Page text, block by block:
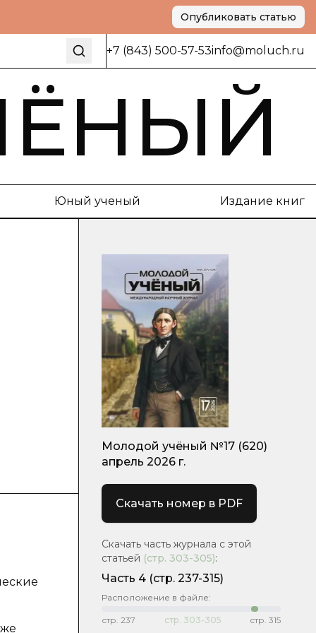
Опубликовать статью
+7 (843) 500-57-53info@moluch.ru
Юный ученый Издание книг
Молодой учёный №17 (620)
апрель 2026 г.
Скачать номер в PDF
Скачать часть журнала с этой
статьей (стр. 303-305):
Часть 4 (стр. 237-315)
Расположение в файле:
стр. 237 стр. 303-305 стр. 315